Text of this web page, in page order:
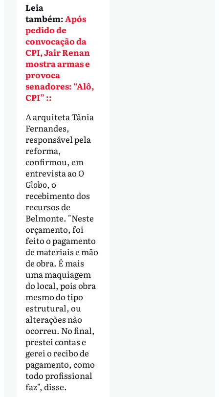
Leia
também:Após
pedido de
convocação da
CPI, Jair Renan
mostra armas e
provoca
senadores: “Alô,
CPI” ::
A arquiteta Tânia
Fernandes,
responsável pela
reforma,
confirmou, em
entrevista ao O
Globo, o
recebimento dos
recursos de
Belmonte. "Neste
orçamento, foi
feito o pagamento
de materiais e mão
de obra. É mais
uma maquiagem
do local, pois obra
mesmo do tipo
estrutural, ou
alterações não
ocorreu. No final,
prestei contas e
gerei o recibo de
pagamento, como
todo profissional
faz", disse.